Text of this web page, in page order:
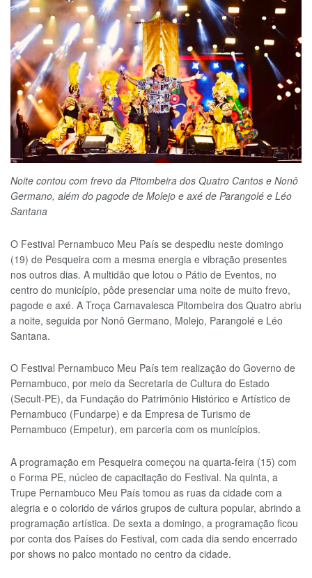
Noite contou com frevo da Pitombeira dos Quatro Cantos e Nonô
Germano, além do pagode de Molejo e axé de Parangolé e Léo
Santana
O Festival Pernambuco Meu País se despediu neste domingo
(19) de Pesqueira com a mesma energia e vibração presentes
nos outros dias. A multidão que lotou o Pátio de Eventos, no
centro do município, pôde presenciar uma noite de muito frevo,
pagode e axé. A Troça Carnavalesca Pitombeira dos Quatro abriu
a noite, seguida por Nonô Germano, Molejo, Parangolé e Léo
Santana.
O Festival Pernambuco Meu País tem realização do Governo de
Pernambuco, por meio da Secretaria de Cultura do Estado
(Secult-PE), da Fundação do Patrimônio Histórico e Artístico de
Pernambuco (Fundarpe) e da Empresa de Turismo de
Pernambuco (Empetur), em parceria com os municípios.
A programação em Pesqueira começou na quarta-feira (15) com
o Forma PE, núcleo de capacitação do Festival. Na quinta, a
Trupe Pernambuco Meu País tomou as ruas da cidade com a
alegria e o colorido de vários grupos de cultura popular, abrindo a
programação artística. De sexta a domingo, a programação ficou
por conta dos Países do Festival, com cada dia sendo encerrado
por shows no palco montado no centro da cidade.